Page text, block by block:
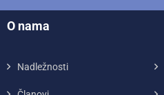
O nama
Nadležnosti